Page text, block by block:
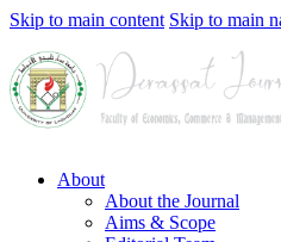
Skip to main content Skip to main
About
About the Journal
Aims & Scope